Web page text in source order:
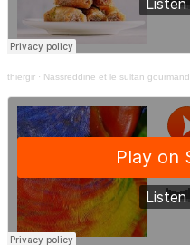
thiergir · Nassreddine et le sultan gourmand